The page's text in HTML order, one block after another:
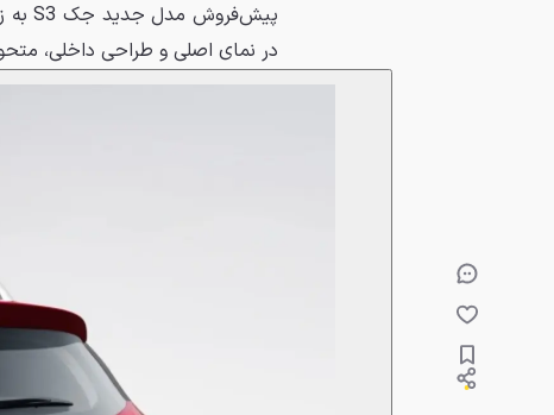
پیش‌فروش مدل جدید جک S3 به زودی توسط
در نمای اصلی و طراحی داخلی،